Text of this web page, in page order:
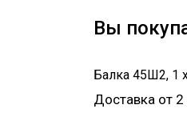
Вы
Балка 45Ш2, 1
Доставка от 2